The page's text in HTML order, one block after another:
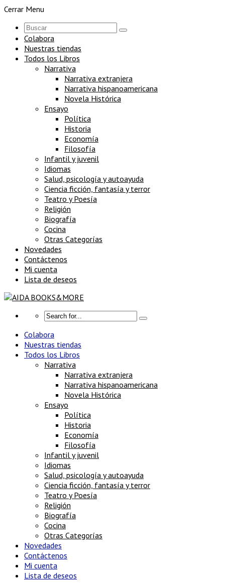
Cerrar Menu
Colabora
Nuestras tiendas
Todos los Libros
Narrativa
Narrativa extranjera
Narrativa hispanoamericana
Novela Histórica
Ensayo
Política
Historia
Economía
Filosofía
Infantil y juvenil
Idiomas
Salud, psicología y autoayuda
Ciencia ficción, fantasía y terror
Teatro y Poesía
Religión
Biografía
Cocina
Otras Categorías
Novedades
Contáctenos
Mi cuenta
Lista de deseos
Colabora
Nuestras tiendas
Todos los Libros
Narrativa
Narrativa extranjera
Narrativa hispanoamericana
Novela Histórica
Ensayo
Política
Historia
Economía
Filosofía
Infantil y juvenil
Idiomas
Salud, psicología y autoayuda
Ciencia ficción, fantasía y terror
Teatro y Poesía
Religión
Biografía
Cocina
Otras Categorías
Novedades
Contáctenos
Mi cuenta
Lista de deseos